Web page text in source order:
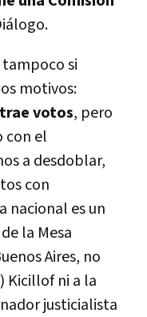
si
motivos:
votos, pero
con el
a desdoblar,
con
nacional es un
la Mesa
Aires, no
Kicillof ni a la
justicialista